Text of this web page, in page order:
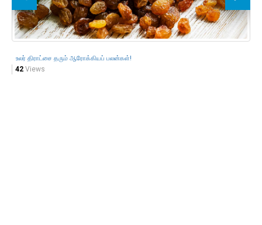
உலர் திராட்சை தரும் ஆரோக்கியப் பலன்கள்!
42 Views